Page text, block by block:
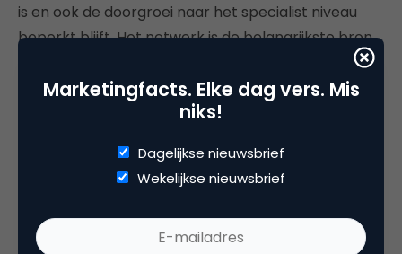
is en ook de doorgroei naar het specialist niveau
beperkt blijft. Het netwerk is de belangrijkste bron
branding wordt steeds belangrijker om jezelf te
profileren als specialist.
Kopieer link
Marketingfacts. Elke dag vers. Mis
niks!
Dagelijkse nieuwsbrief
Wekelijkse nieuwsbrief